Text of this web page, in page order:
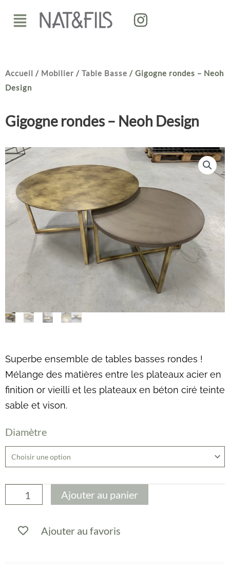
contenu
Menu
Accueil / Mobilier / Table Basse / Gigogne rondes – Neoh
Design
Gigogne rondes – Neoh Design
Superbe ensemble de tables basses rondes !
Mélange des matières entre les plateaux acier en
finition or vieilli et les plateaux en béton ciré teinte
sable et vison.
Diamètre
quantité
de
Gigogne
Neoh
Ajouter au panier
Ajouter au favoris